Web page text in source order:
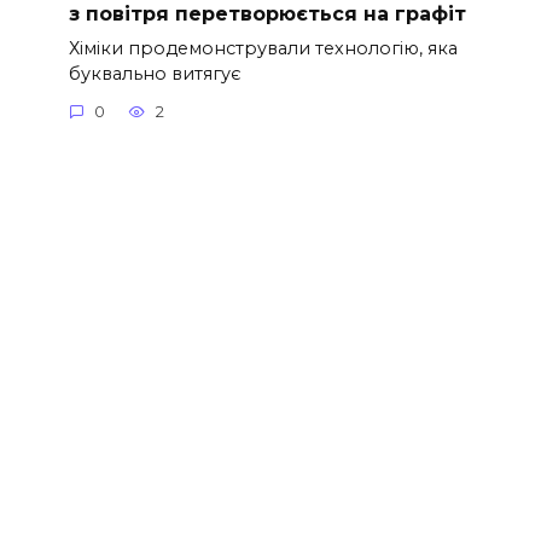
з повітря перетворюється на графіт
Хіміки продемонстрували технологію, яка
буквально витягує
0 2